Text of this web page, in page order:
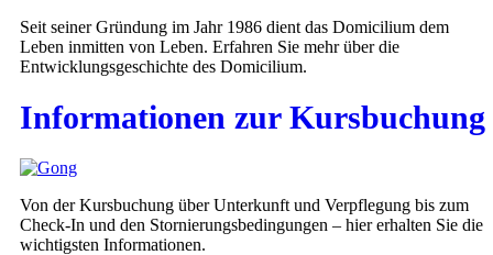
Seit seiner Gründung im Jahr 1986 dient das Domicilium dem
Leben inmitten von Leben. Erfahren Sie mehr über die
Entwicklungsgeschichte des Domicilium.
Informationen zur Kursbuchung
Von der Kursbuchung über Unterkunft und Verpflegung bis zum
Check-In und den Stornierungsbedingungen – hier erhalten Sie die
wichtigsten Informationen.